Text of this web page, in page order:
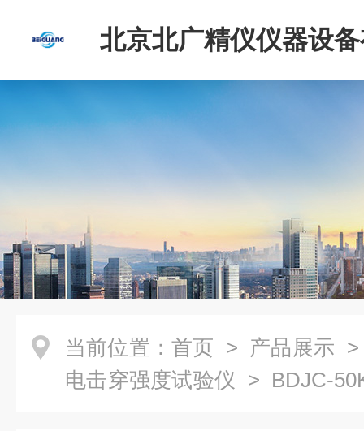
北京北广精仪仪器设
司
当前位置： 首页 > 产品展示
电击穿强度试验仪 > BDJC-